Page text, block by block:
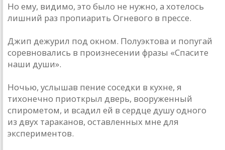
Но ему, видимо, это было не нужно, а хотелось
лишний раз пропиарить Огневого в прессе.
Джип дежурил под окном. Полуэктова и попугай
соревновались в произнесении фразы «Спасите
наши души».
Ночью, услышав пение соседки в кухне, я
тихонечно приоткрыл дверь, вооруженный
спирометом, и всадил ей в сердце душу одного
из двух тараканов, оставленных мне для
экспериментов.